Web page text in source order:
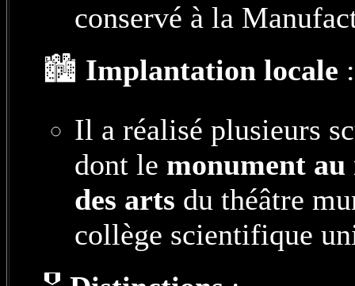
conservé à la
🏙️ Implantation locale :
Il a réalisé plusieurs
dont le monument
des arts du théâtre
collège scientifique